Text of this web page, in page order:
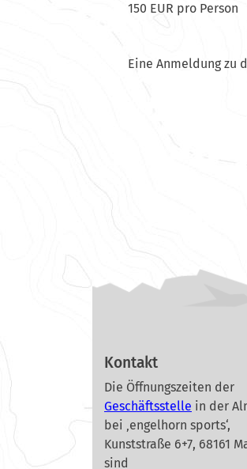
150 EUR pro Person
Eine Anmeldung zu
Kontakt
Die Öffnungszeiten der
Geschäftsstelle in der
bei ‚engelhorn sports‘,
Kunststraße 6+7, 68161
sind